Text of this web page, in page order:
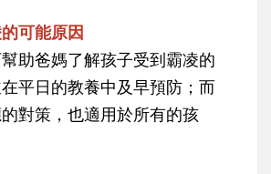
可能原因
助爸媽了解孩子受到霸凌的
平日的教養中及早預防；而
對策，也適用於所有的孩